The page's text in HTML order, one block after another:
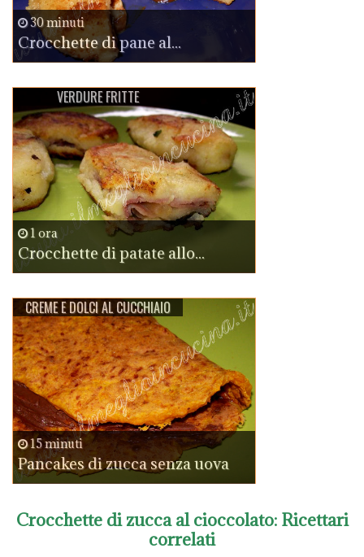
30 minuti
Crocchette di pane al...
VERDURE FRITTE
1 ora
Crocchette di patate allo...
CREME E DOLCI AL CUCCHIAIO
15 minuti
Pancakes di zucca senza uova
Crocchette di zucca al cioccolato: Ricettari
correlati